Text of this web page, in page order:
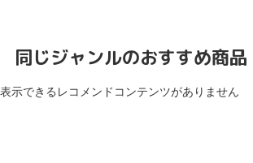
同じジャンルのおすすめ商品
表示できるレコメンドコンテンツがありません